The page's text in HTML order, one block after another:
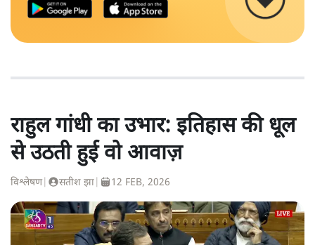
राहुल गांधी का उभार: इतिहास की धूल
से उठती हुई वो आवाज़
विश्लेषण| सतीश झा 12 FEB, 2026